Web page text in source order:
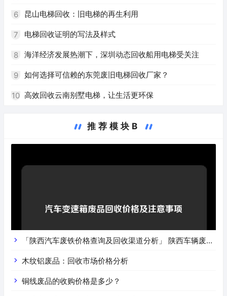
6 昆山电梯回收：旧电梯的再生利用
7 电梯回收证明的写法及样式
8 海洋经济发展热潮下，深圳动态回收船用电梯受关注
9 如何选择可信赖的东莞废旧电梯回收厂家？
10 高效回收云南别墅电梯，让生活更环保
推荐模块B
「陕西汽车废铁价格查询及回收渠道分析」 陕西车辆废铁
价是什么
木纹铝废品：回收市场价格分析
铜线废品的收购价格是多少？